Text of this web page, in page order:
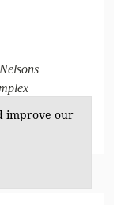
improve our